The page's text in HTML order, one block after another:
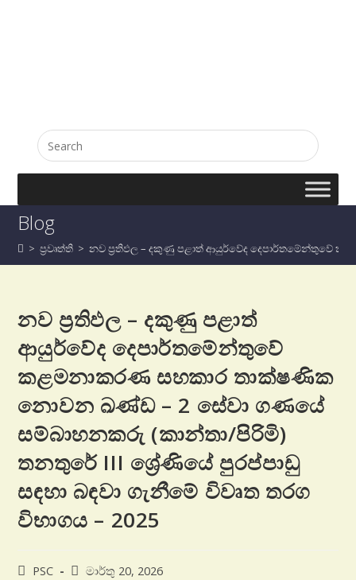
Blog
> ප්‍රවෘත්ති > නව ප්‍රතිඵල – දකුණු පළාත් ආයුර්වේද දෙපාර්තමේන්තුවේ
නව ප්‍රතිඵල – දකුණු පළාත්
ආයුර්වේද දෙපාර්තමේන්තුවේ
කළමනාකරණ සහකාර තාක්ෂණික
නොවන ඛණ්ඩ – 2 සේවා ගණයේ
සම්බාහනකරු (කාන්තා/පිරිමි)
තනතුරේ III ශ්‍රේණියේ පුරප්පාඩු
සඳහා බඳවා ගැනීමේ විවෘත තරග
විභාගය – 2025
PSC මාර්තු 20, 2026